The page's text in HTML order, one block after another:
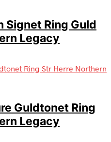
Signet Ring Guld
Legacy
Guldtonet Ring
Legacy